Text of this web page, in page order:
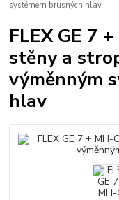
systémem brusných hlav
FLEX GE 7
stěny a
výměnným
hlav